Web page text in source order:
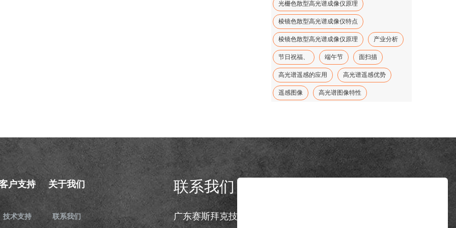
光栅色散型高光谱成像仪原理
棱镜色散型高光谱成像仪特点
棱镜色散型高光谱成像仪原理 产业分析
节日祝福、 端午节 面扫描
高光谱遥感的应用 高光谱遥感优势
遥感图像 高光谱图像特性
户支持
技术支持
关于我们
联系我们
联系我们
广东赛斯拜克技术有限公司